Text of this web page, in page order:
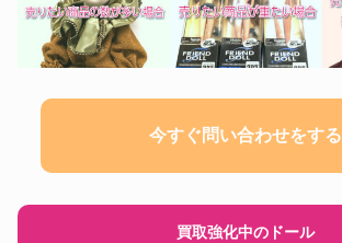
今すぐ問い合わせをする
買取強化中のドール